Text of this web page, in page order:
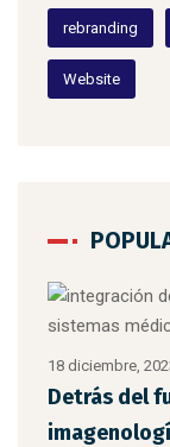
rebranding
Website
18 diciembre,
Detrás del